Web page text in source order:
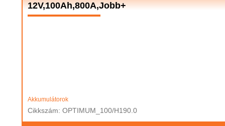
12V,100Ah,800A,Jobb+
Akkumulátorok
Cikkszám: OPTIMUM_100/H190.0